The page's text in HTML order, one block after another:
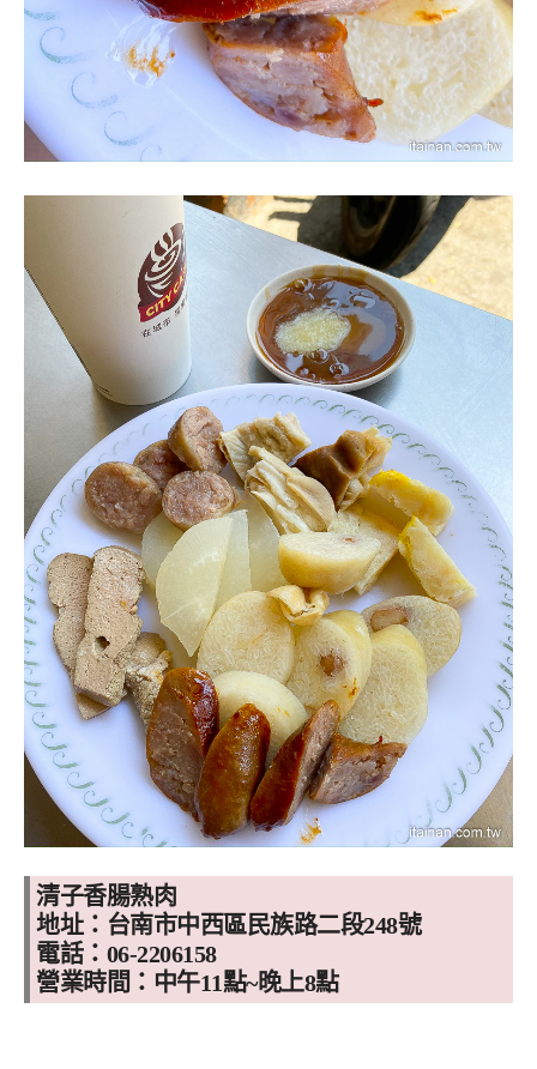
清子香腸熟肉
地址：台南市中西區民族路二段248號
電話：06-2206158
營業時間：中午11點~晚上8點